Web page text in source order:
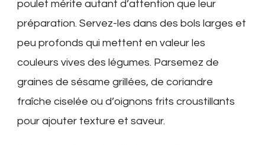
poulet mérite autant d’attention que leur
préparation. Servez-les dans des bols larges et
peu profonds qui mettent en valeur les
couleurs vives des légumes. Parsemez de
graines de sésame grillées, de coriandre
fraîche ciselée ou d’oignons frits croustillants
pour ajouter texture et saveur.